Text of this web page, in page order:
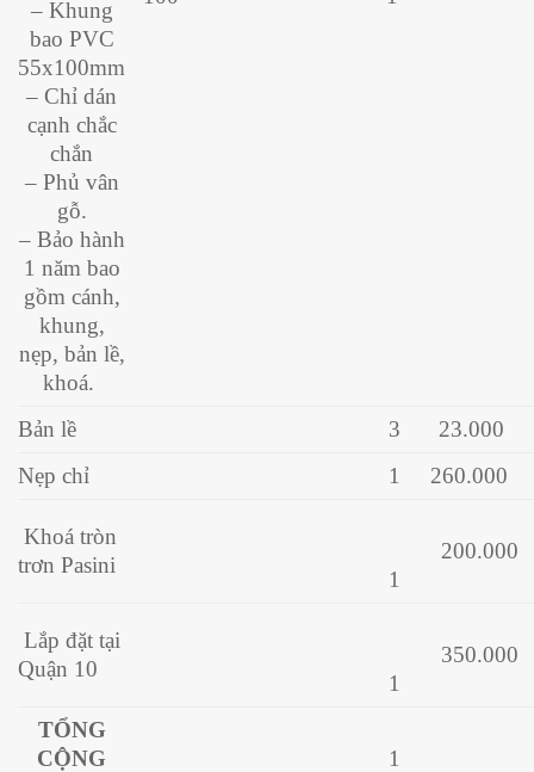
– Khung
bao PVC
55x100mm
– Chỉ dán
cạnh chắc
chắn
– Phủ vân
gỗ.
– Bảo hành
1 năm bao
gồm cánh,
khung,
nẹp, bản lề,
khoá.
Bản lề 3
23.000
Nẹp chỉ
1 260.000
Khoá tròn
trơn Pasini
1
200.000
Lắp đặt tại
Quận 10
1
350.000
TỔNG
CỘNG
1